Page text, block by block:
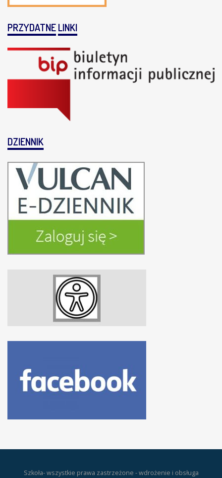
PRZYDATNELINKI
DZIENNIK
Szkoła- wszystkie prawa zastrzeżone - wdrożenie i obsługa